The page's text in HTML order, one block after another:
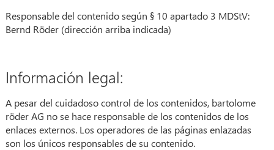
Responsable del contenido según § 10 apartado 3 MDStV:
Bernd Röder (dirección arriba indicada)
Información legal:
A pesar del cuidadoso control de los contenidos, bartolome
röder AG no se hace responsable de los contenidos de los
enlaces externos. Los operadores de las páginas enlazadas
son los únicos responsables de su contenido.